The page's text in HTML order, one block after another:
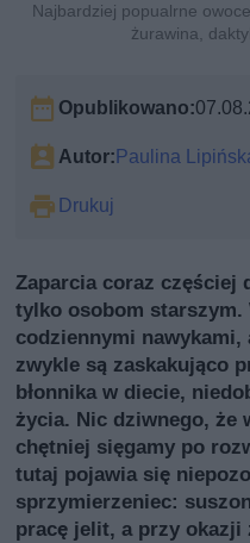
Najbardziej popualrne
żurawina,
Opublikowano:
Autor:Paulina
Drukuj
Zaparcia coraz
tylko osobom starszym.
codziennymi
zwykle są zaskakująco
błonnika w diecie,
życia. Nic dziwnego, że
chętniej sięgamy po
tutaj pojawia się
sprzymierzeniec:
pracę jelit, a przy